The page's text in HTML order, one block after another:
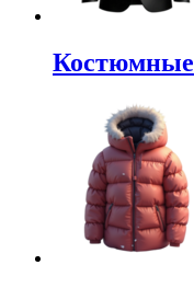
Костюмные